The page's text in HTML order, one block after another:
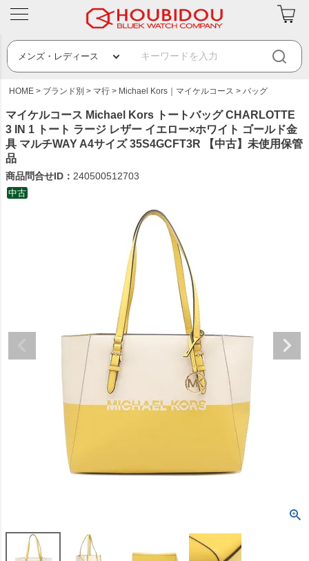
HOME ブランド別 マ行 Michael Kors｜マイケルコース バッグ
マイケルコース Michael Kors トートバッグ CHARLOTTE
3 IN 1 トート ラージ レザー イエロー×ホワイト ゴールド金
具 マルチWAY A4サイズ 35S4GCFT3R 【中古】未使用保管
品
商品問合せID： 240500512703
中古